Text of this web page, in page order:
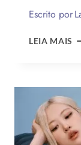
Escrito por
LEIA MAIS